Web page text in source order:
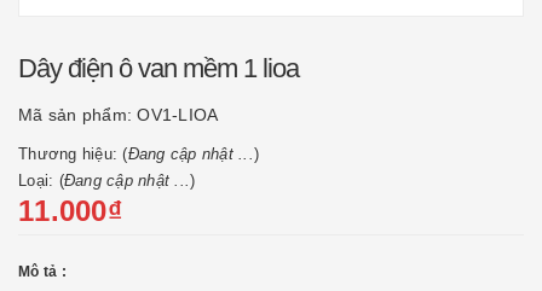
Dây điện ô van mềm 1 lioa
Mã sản phẩm:OV1-LIOA
Thương hiệu: (Đang cập nhật ...)
Loại: (Đang cập nhật ...)
11.000₫
Mô tả :